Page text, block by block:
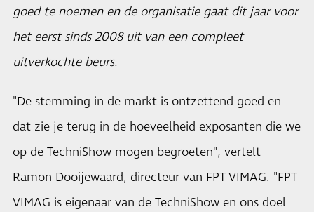
goed te noemen en de organisatie gaat dit jaar voor
het eerst sinds 2008 uit van een compleet
uitverkochte beurs.
"De stemming in de markt is ontzettend goed en
dat zie je terug in de hoeveelheid exposanten die we
op de TechniShow mogen begroeten", vertelt
Ramon Dooijewaard, directeur van FPT-VIMAG. "FPT-
VIMAG is eigenaar van de TechniShow en ons doel